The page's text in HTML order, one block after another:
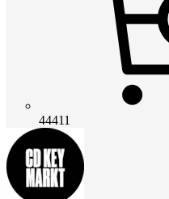
44411